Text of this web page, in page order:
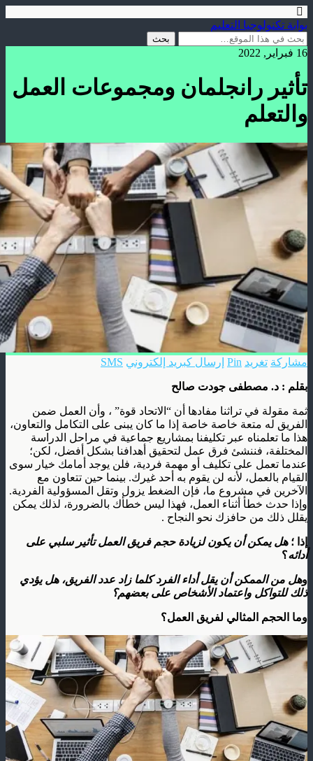
بوابة تكنولوجيا التعليم
16 فبراير, 2022
تأثير رانجلمان ومجموعات العمل
والتعلم
مشاركة تغريد Pin إرسال كبريد إلكتروني SMS
بقلم : د. مصطفى جودت صالح
ثمة مقولة في تراثنا مفادها أن “الاتحاد قوة” ، وأن العمل ضمن
الفريق له متعة خاصة خاصة إذا ما كان يبنى على التكامل والتعاون،
هذا ما تعلمناه عبر تكليفنا بمشاريع جماعية في مراحل الدراسة
المختلفة، فننشئ فرق عمل لتحقيق أهدافنا بشكل أفضل، لكن؛
عندما تعمل على تكليف أو مهمة فردية، فلن يوجد أمامك خيار سوى
القيام بالعمل، لأنه لن يقوم به أحد غيرك. بينما حين تتعاون مع
الآخرين في مشروع ما، فإن الضغط يزول وتقل المسؤولية الفردية.
وإذا حدث خطأ أثناء العمل، فهذا ليس خطأك بالضرورة، لذلك يمكن
يقلل ذلك من حافزك نحو النجاح .
إذا ؛هل يمكن أن يكون لزيادة حجم فريق العمل تأثير سلبي على
أدائه؟
وهل من الممكن أن يقل أداء الفرد كلما زاد عدد الفريق، هل يؤدي
ذلك للتواكل واعتماد الأشخاص على بعضهم؟
وما الحجم المثالي لفريق العمل؟